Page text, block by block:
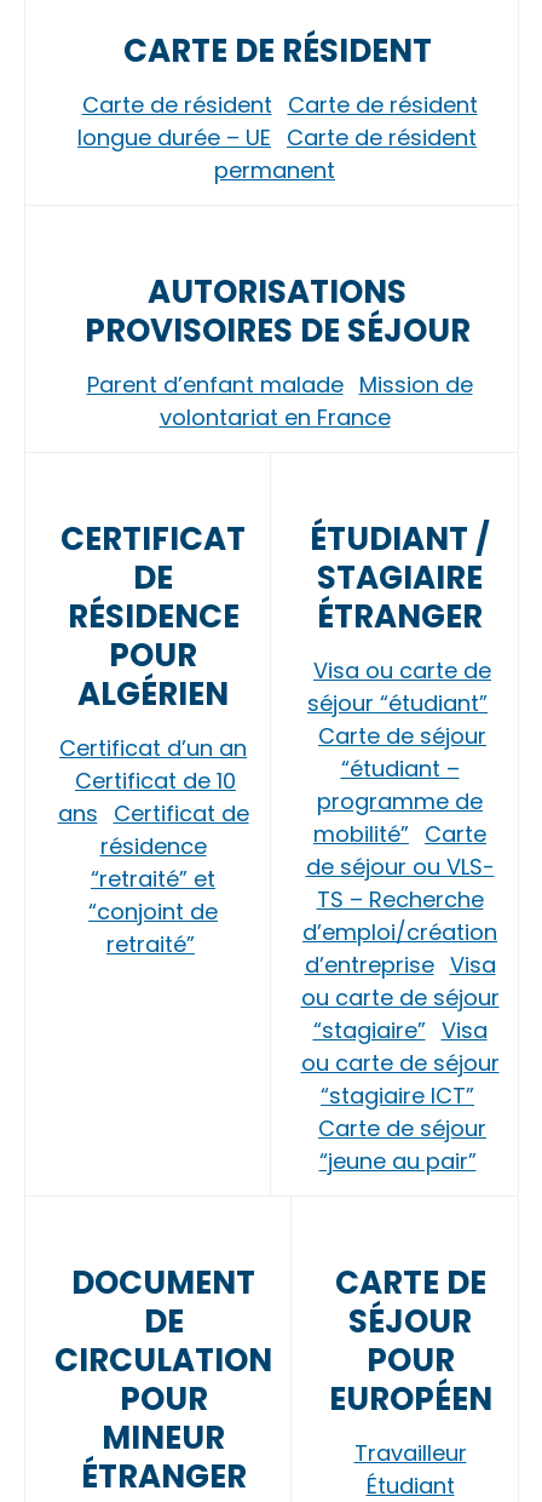
CARTE DE RÉSIDENT
Carte de résident Carte de résident
longue durée – UE Carte de résident
permanent
AUTORISATIONS
PROVISOIRES DE SÉJOUR
Parent d’enfant malade Mission de
volontariat en France
CERTIFICAT
DE
RÉSIDENCE
POUR
ALGÉRIEN
Certificat d’un an
Certificat de 10
ans Certificat de
résidence
“retraité” et
“conjoint de
retraité”
ÉTUDIANT /
STAGIAIRE
ÉTRANGER
Visa ou carte de
séjour “étudiant”
Carte de séjour
“étudiant –
programme de
mobilité” Carte
de séjour ou VLS-
TS – Recherche
d’emploi/création
d’entreprise Visa
ou carte de séjour
“stagiaire” Visa
ou carte de séjour
“stagiaire ICT”
Carte de séjour
“jeune au pair”
DOCUMENT
DE
CIRCULATION
POUR
MINEUR
ÉTRANGER
CARTE DE
SÉJOUR
POUR
EUROPÉEN
Travailleur
Étudiant